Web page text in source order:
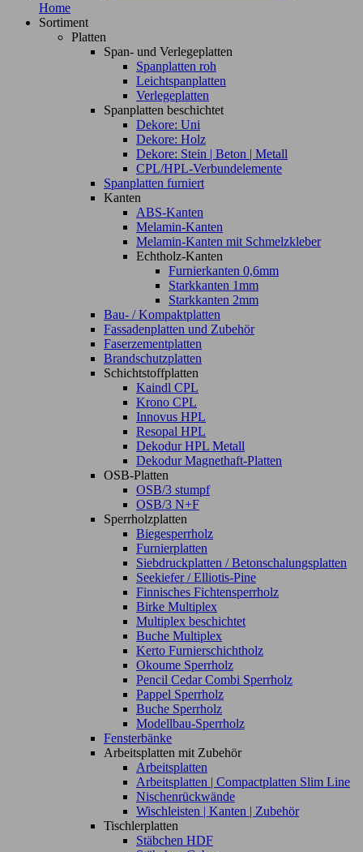
Home
Sortiment
Platten
Span- und Verlegeplatten
Spanplatten roh
Leichtspanplatten
Verlegeplatten
Spanplatten beschichtet
Dekore: Uni
Dekore: Holz
Dekore: Stein | Beton | Metall
CPL/HPL-Verbundelemente
Spanplatten furniert
Kanten
ABS-Kanten
Melamin-Kanten
Melamin-Kanten mit Schmelzkleber
Echtholz-Kanten
Furnierkanten 0,6mm
Starkkanten 1mm
Starkkanten 2mm
Bau- / Kompaktplatten
Fassadenplatten und Zubehör
Faserzementplatten
Brandschutzplatten
Schichtstoffplatten
Kaindl CPL
Krono CPL
Innovus HPL
Resopal HPL
Dekodur HPL Metall
Dekodur Magnethaft-Platten
OSB-Platten
OSB/3 stumpf
OSB/3 N+F
Sperrholzplatten
Biegesperrholz
Furnierplatten
Siebdruckplatten / Betonschalungsplatten
Seekiefer / Elliotis-Pine
Finnisches Fichtensperrholz
Birke Multiplex
Multiplex beschichtet
Buche Multiplex
Kerto Furnierschichtholz
Okoume Sperrholz
Pencil Cedar Combi Sperrholz
Pappel Sperrholz
Buche Sperrholz
Modellbau-Sperrholz
Fensterbänke
Arbeitsplatten mit Zubehör
Arbeitsplatten
Arbeitsplatten | Compactplatten Slim Line
Nischenrückwände
Wischleisten | Kanten | Zubehör
Tischlerplatten
Stäbchen HDF